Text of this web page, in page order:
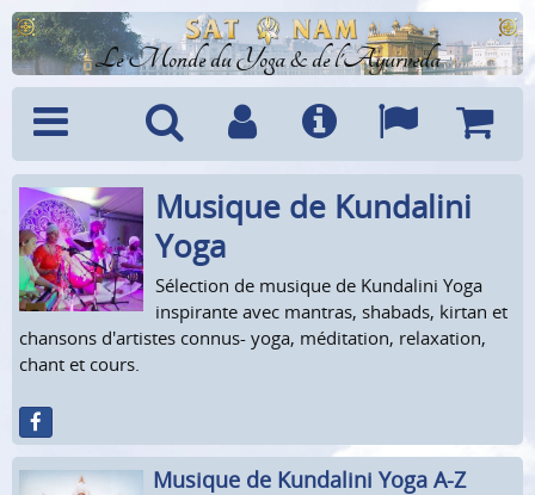
Le Monde du Yoga & de l'Ayurveda
Menu Recherche
CompteInfo LanguesPanier
Musique de Kundalini
Yoga
Sélection de musique de Kundalini Yoga
inspirante avec mantras, shabads, kirtan et
chansons d'artistes connus- yoga, méditation, relaxation,
chant et cours.
Musique de Kundalini Yoga A-Z